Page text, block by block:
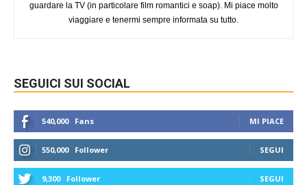
guardare la TV (in particolare film romantici e soap). Mi piace molto
viaggiare e tenermi sempre informata su tutto.
SEGUICI SUI SOCIAL
540,000 Fans MI PIACE
550,000 Follower SEGUI
9,300 Follower SEGUI